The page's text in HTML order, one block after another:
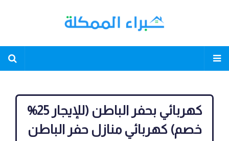
كهربائي بحفر الباطن (للإيجار 25%
خصم) كهربائي منازل حفر الباطن